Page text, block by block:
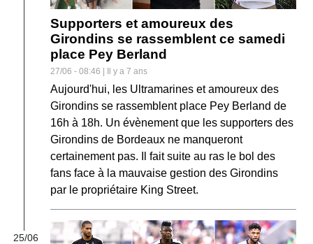
Supporters et amoureux des
Girondins se rassemblent ce samedi
place Pey Berland
27/06 - 08:46 | Il y a 7 ans
Aujourd'hui, les Ultramarines et amoureux des
Girondins se rassemblent place Pey Berland de
16h à 18h. Un évènement que les supporters des
Girondins de Bordeaux ne manqueront
certainement pas. Il fait suite au ras le bol des
fans face à la mauvaise gestion des Girondins
par le propriétaire King Street.
25/06